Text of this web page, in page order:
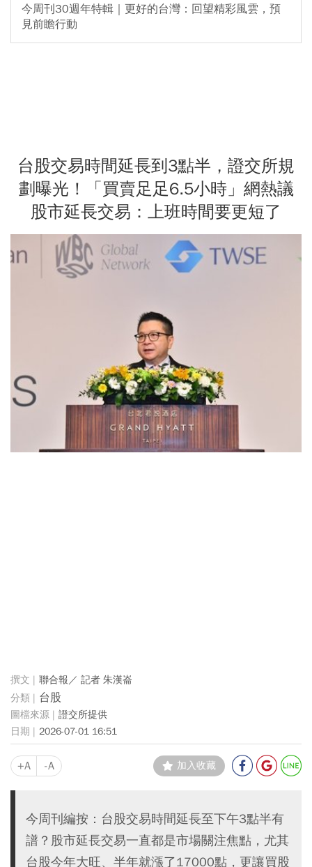
今周刊30週年特輯｜更好的台灣：回望精彩風雲，預
見前瞻行動
台股交易時間延長到3點半，證交所規
劃曝光！「買賣足足6.5小時」網熱議
股市延長交易：上班時間要更短了
聯合報／ 記者 朱漢崙
台股
證交所提供
2026-07-01 16:51
+A -A 加入收藏
今周刊編按：台股交易時間延長至下午3點半有
譜？股市延長交易一直都是市場關注焦點，尤其
台股今年大旺、半年就漲了17000點，更讓買股